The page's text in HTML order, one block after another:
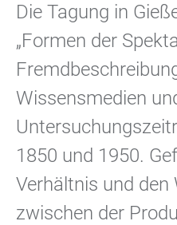
Die Tagung in
„Formen der
Wissensmedien
1850 und 1950.
Verhältnis und den
zwischen der